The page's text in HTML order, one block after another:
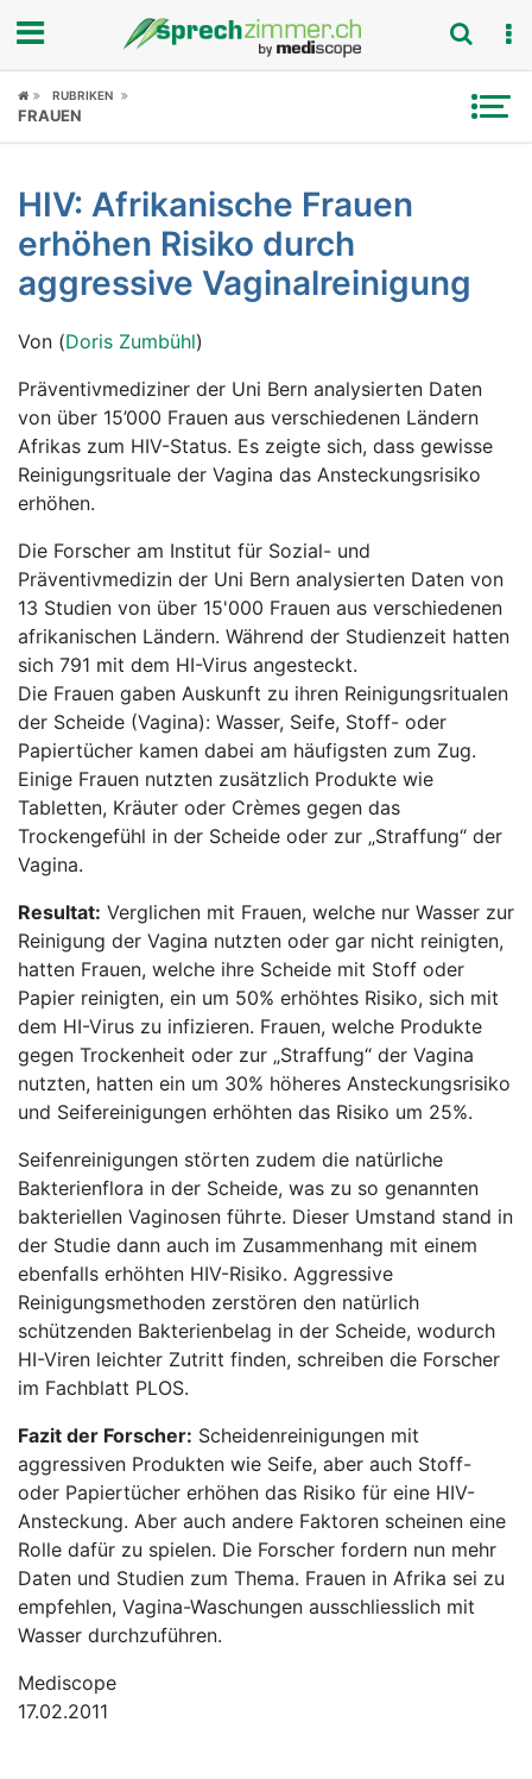
Fokus
Symptome
Untersuchungen
News
Ratgeber
Rubriken
RUBRIKEN
FRAUEN
HIV: Afrikanische Frauen
erhöhen Risiko durch
aggressive Vaginalreinigung
Von (Doris Zumbühl)
Präventivmediziner der Uni Bern analysierten Daten
von über 15’000 Frauen aus verschiedenen Ländern
Afrikas zum HIV-Status. Es zeigte sich, dass gewisse
Reinigungsrituale der Vagina das Ansteckungsrisiko
erhöhen.
Die Forscher am Institut für Sozial- und
Präventivmedizin der Uni Bern analysierten Daten von
13 Studien von über 15'000 Frauen aus verschiedenen
afrikanischen Ländern. Während der Studienzeit hatten
sich 791 mit dem HI-Virus angesteckt.
Die Frauen gaben Auskunft zu ihren Reinigungsritualen
der Scheide (Vagina): Wasser, Seife, Stoff- oder
Papiertücher kamen dabei am häufigsten zum Zug.
Einige Frauen nutzten zusätzlich Produkte wie
Tabletten, Kräuter oder Crèmes gegen das
Trockengefühl in der Scheide oder zur „Straffung“ der
Vagina.
Resultat: Verglichen mit Frauen, welche nur Wasser zur
Reinigung der Vagina nutzten oder gar nicht reinigten,
hatten Frauen, welche ihre Scheide mit Stoff oder
Papier reinigten, ein um 50% erhöhtes Risiko, sich mit
dem HI-Virus zu infizieren. Frauen, welche Produkte
gegen Trockenheit oder zur „Straffung“ der Vagina
nutzten, hatten ein um 30% höheres Ansteckungsrisiko
und Seifereinigungen erhöhten das Risiko um 25%.
Seifenreinigungen störten zudem die natürliche
Bakterienflora in der Scheide, was zu so genannten
bakteriellen Vaginosen führte. Dieser Umstand stand in
der Studie dann auch im Zusammenhang mit einem
ebenfalls erhöhten HIV-Risiko. Aggressive
Reinigungsmethoden zerstören den natürlich
schützenden Bakterienbelag in der Scheide, wodurch
HI-Viren leichter Zutritt finden, schreiben die Forscher
im Fachblatt PLOS.
Fazit der Forscher: Scheidenreinigungen mit
aggressiven Produkten wie Seife, aber auch Stoff-
oder Papiertücher erhöhen das Risiko für eine HIV-
Ansteckung. Aber auch andere Faktoren scheinen eine
Rolle dafür zu spielen. Die Forscher fordern nun mehr
Daten und Studien zum Thema. Frauen in Afrika sei zu
empfehlen, Vagina-Waschungen ausschliesslich mit
Wasser durchzuführen.
Mediscope
17.02.2011